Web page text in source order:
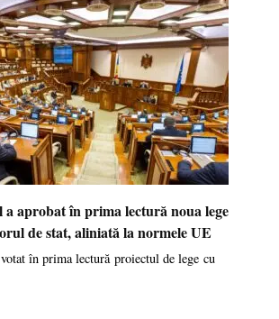
a aprobat în prima lectură noua lege
de stat, aliniată la normele UE
în prima lectură proiectul de lege cu